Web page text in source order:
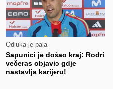
Odluka je pala
Sapunici je došao kraj: Rodri
večeras objavio gdje
nastavlja karijeru!